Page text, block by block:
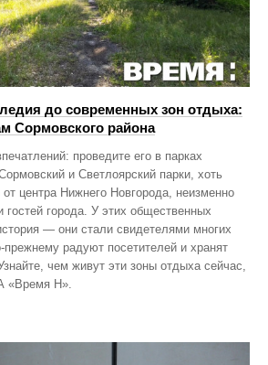
до современных зон отдыха:
Сормовского района
проведите его в парках
и Светлоярский парки, хоть
центра Нижнего Новгорода, неизменно
гостей города. У этих общественных
— они стали свидетелями многих
радуют посетителей и хранят
чем живут эти зоны отдыха сейчас,
«Время Н».